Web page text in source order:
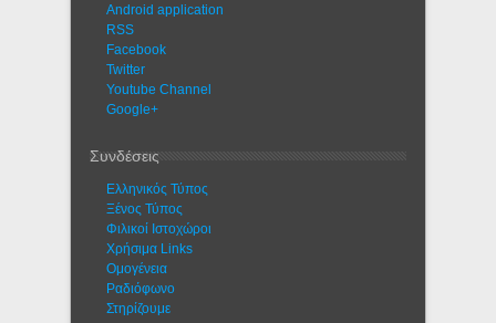
Android application
RSS
Facebook
Twitter
Youtube Channel
Google+
Συνδέσεις
Ελληνικός Τύπος
Ξένος Τύπος
Φιλικοί Ιστοχώροι
Χρήσιμα Links
Ομογένεια
Ραδιόφωνο
Στηρίζουμε